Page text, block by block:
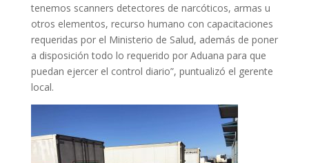
tenemos scanners detectores de narcóticos, armas u
otros elementos, recurso humano con capacitaciones
requeridas por el Ministerio de Salud, además de poner
a disposición todo lo requerido por Aduana para que
puedan ejercer el control diario”, puntualizó el gerente
local.